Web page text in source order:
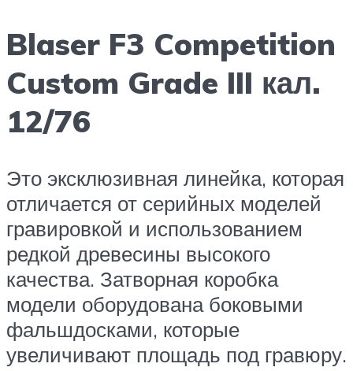
Blaser F3 Competition
Custom Grade III кал.
12/76
Это эксклюзивная линейка, которая
отличается от серийных моделей
гравировкой и использованием
редкой древесины высокого
качества. Затворная коробка
модели оборудована боковыми
фальшдосками, которые
увеличивают площадь под гравюру.